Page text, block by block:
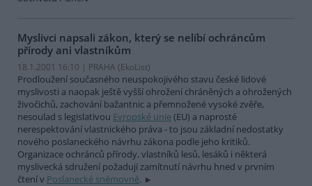
Myslivci napsali zákon, který se nelíbí ochráncům
přírody ani vlastníkům
18.1.2001 16:10 | PRAHA (EkoList)
Prodloužení současného neuspokojivého stavu české lidové
myslivosti a naopak ještě vyšší ohrožení chráněných a ohrožených
živočichů, zachování bažantnic a přemnožené vysoké zvěře,
nesoulad s legislativou Evropské unie(EU) a naprosté
nerespektování vlastnického práva - to jsou základní nedostatky
nového poslaneckého návrhu zákona podle jeho kritiků.
Organizace ochránců přírody, vlastníků lesů, lesáků i některá
myslivecká sdružení požadují zamítnutí návrhu hned v prvním
čtení v Poslanecké sněmovně.